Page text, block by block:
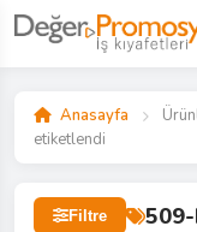
Anasayfa
etiketlendi
Filtre